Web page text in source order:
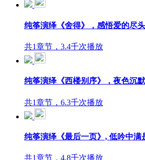
纯筝演绎《舍得》，感悟爱的尽
共1章节，3.4千次播放
纯筝演绎《西楼别序》，夜色沉
共1章节，6.3千次播放
纯筝演绎《最后一页》, 低吟中满
共1章节，4.8千次播放